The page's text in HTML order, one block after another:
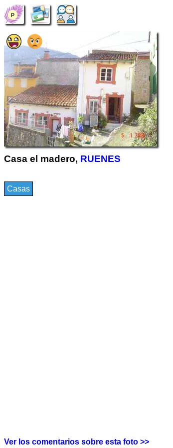
Casa el madero, RUENES
Casas
Ver los comentarios sobre esta foto >>